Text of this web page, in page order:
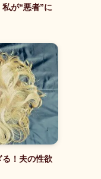
が“悪者”に
！夫の性欲